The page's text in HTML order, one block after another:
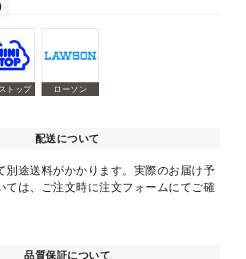
トップ ローソン
配送について
別途送料がかかります。実際のお届け予
ては、ご注文時に注文フォームにてご確
品質保証について